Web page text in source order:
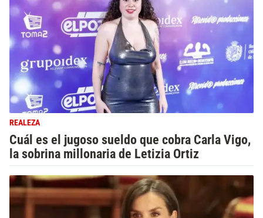
REALEZA
Cuál es el jugoso sueldo que cobra Carla Vigo,
la sobrina millonaria de Letizia Ortiz